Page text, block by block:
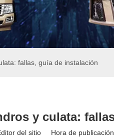
fallas, guía de instalación
y culata:
del sitio Hora de